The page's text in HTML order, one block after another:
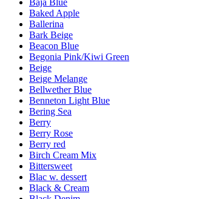
Baja Blue
Baked Apple
Ballerina
Bark Beige
Beacon Blue
Begonia Pink/Kiwi Green
Beige
Beige Melange
Bellwether Blue
Benneton Light Blue
Bering Sea
Berry
Berry Rose
Berry red
Birch Cream Mix
Bittersweet
Blac w. dessert
Black & Cream